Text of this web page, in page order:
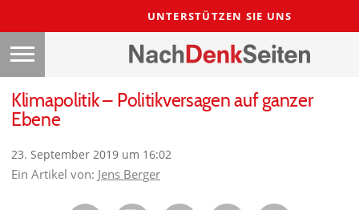
UNTERSTÜTZEN SIE UNS
Klimapolitik – Politikversagen auf ganzer
Ebene
23. September 2019 um 16:02
Ein Artikel von: Jens Berger